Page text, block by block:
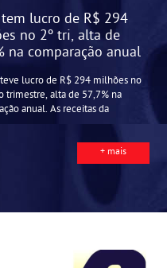
lucro de R$ 294
no 2º tri, alta de
na comparação anual
lucro de R$ 294 milhões no
trimestre, alta de 57,7% na
anual. As receitas da
+ mais